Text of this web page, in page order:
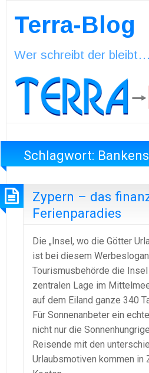
Terra-Blog
Wer schreibt der bleibt…
Schlagwort:
Zypern – das
Ferienparadies
Die „Insel, wo die Götter
ist bei diesem
Tourismusbehörde die
zentralen Lage im
auf dem Eiland ganze 340
Für Sonnenanbeter ein
nicht nur die
Reisende mit den
Urlaubsmotiven kommen in